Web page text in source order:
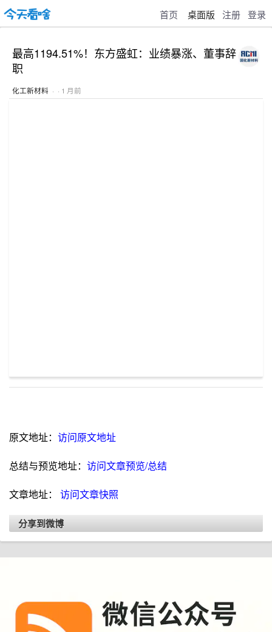
首页 桌面版 注册 登录
最高1194.51%！东方盛虹：业绩暴涨、董事辞
职
化工新材料 · · 1 月前
原文地址： 访问原文地址
总结与预览地址： 访问文章预览/总结
文章地址： 访问文章快照
分享到微博